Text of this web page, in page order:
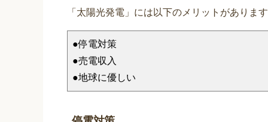
「太陽光発電」には以下のメリットがありま
●停電対策
●売電収入
●地球に優しい